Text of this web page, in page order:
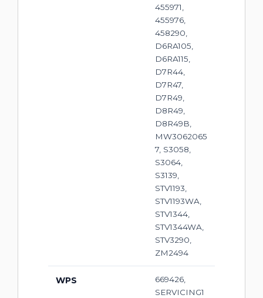
455971,
455976,
458290,
D6RA105,
D6RA115,
D7R44,
D7R47,
D7R49,
D8R49,
D8R49B,
MW3062065
7, S3058,
S3064,
S3139,
STV1193,
STV1193WA,
STV1344,
STV1344WA,
STV3290,
ZM2494
WPS
669426,
SERVICING1